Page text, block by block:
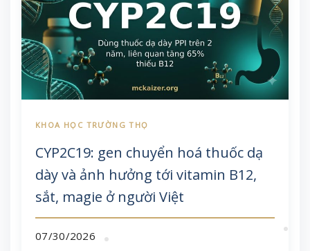
CYP2C19: gen chuyển hoá thuốc dạ
dày và ảnh hưởng tới vitamin B12,
sắt, magie ở người Việt
07/30/2026